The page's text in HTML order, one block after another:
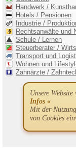
Unsere
Infos «
Mit der
von Cookies